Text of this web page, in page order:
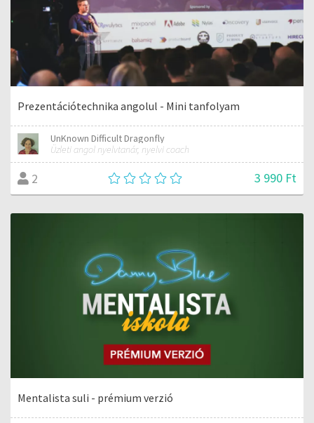
Prezentációtechnika angolul - Mini tanfolyam
UnKnown Difficult Dragonfly
Üzleti angol nyelvtanár, nyelvi coach
2 3 990 Ft
Mentalista suli - prémium verzió